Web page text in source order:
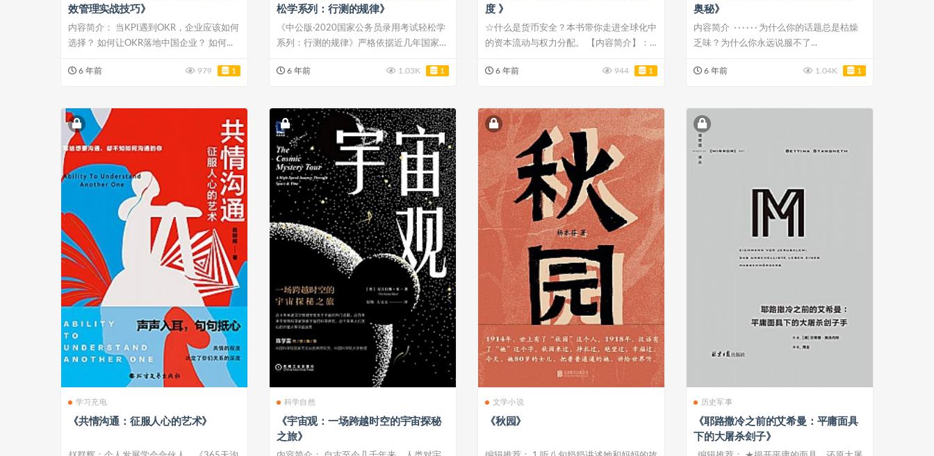
效管理实战技巧》
内容简介： 当KPI遇到OKR，企业应该如何
选择？ 如何让OKR落地中国企业？ 如何...
6 年前 979 1
松学系列：行测的规律》
《中公版·2020国家公务员录用考试轻松学
系列：行测的规律》严格依据近几年国家公
6 年前 1.03K 1
度 》
☆什么是货币安全？本书带你走进全球化中
的资本流动与权力分配。 【内容简介】：
6 年前 944 1
奥秘》
内容简介 · · · · · · 为什么你的话题总是枯燥
乏味？为什么你永远说服不了...
6 年前 1.04K 1
学习充电
《共情沟通：征服人心的艺术》
科学自然
《宇宙观：一场跨越时空的宇宙探秘
之旅》
文学小说
《秋园》
历史军事
《耶路撒冷之前的艾希曼：平庸面具
下的大屠杀刽子》